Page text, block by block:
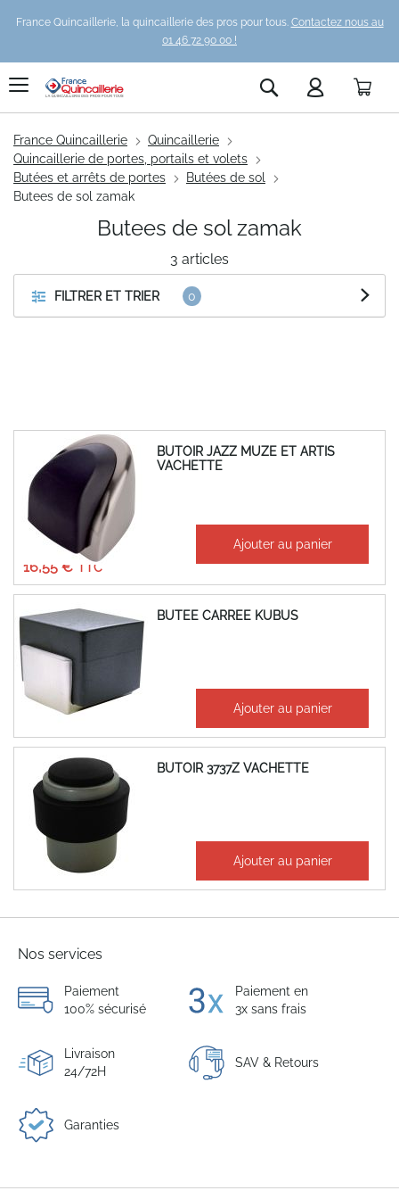
France Quincaillerie, la quincaillerie des pros pour tous. Contactez nous au
01 46 72 90 00 !
Rechercher
France Quincaillerie
Quincaillerie
Quincaillerie de portes, portails et volets
Butées et arrêts de portes
Butées de sol
Butees de sol zamak
FILTRER ET TRIER
3 articles
Butees de sol zamak
BUTOIR JAZZ MUZE ET ARTIS
VACHETTE
À partir de
16,55 €
13,79 € Ajouter au panier
BUTEE CARREE KUBUS
10,06 €
8,38 € Ajouter au panier
BUTOIR 3737Z VACHETTE
7,82 €
6,52 € Ajouter au panier
Nos services
Paiement
100% sécurisé
Paiement en
3x sans frais
Livraison
24/72H
SAV & Retours
Garanties